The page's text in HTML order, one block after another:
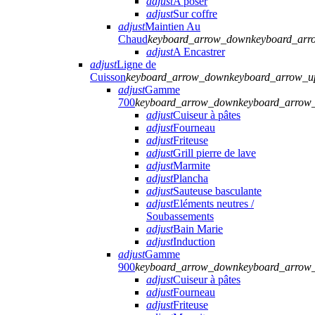
adjustSur coffre
adjustMaintien Au
Chaudkeyboard_arrow_down
adjustA Encastrer
adjustLigne de
Cuissonkeyboard_arrow_down
adjustGamme
700keyboard_arrow_down
adjustCuiseur à pâtes
adjustFourneau
adjustFriteuse
adjustGrill pierre de lave
adjustMarmite
adjustPlancha
adjustSauteuse basculante
adjustEléments neutres /
Soubassements
adjustBain Marie
adjustInduction
adjustGamme
900keyboard_arrow_down
adjustCuiseur à pâtes
adjustFourneau
adjustFriteuse